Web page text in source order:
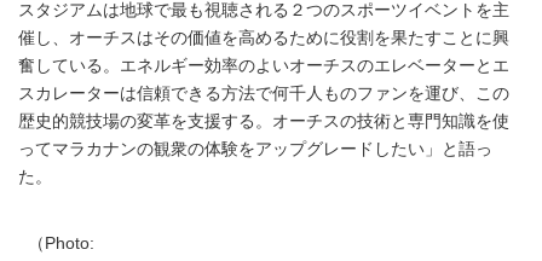
スタジアムは地球で最も視聴される２つのスポーツイベントを主
催し、オーチスはその価値を高めるために役割を果たすことに興
奮している。エネルギー効率のよいオーチスのエレベーターとエ
スカレーターは信頼できる方法で何千人ものファンを運び、この
歴史的競技場の変革を支援する。オーチスの技術と専門知識を使
ってマラカナンの観衆の体験をアップグレードしたい」と語っ
た。
（Photo: